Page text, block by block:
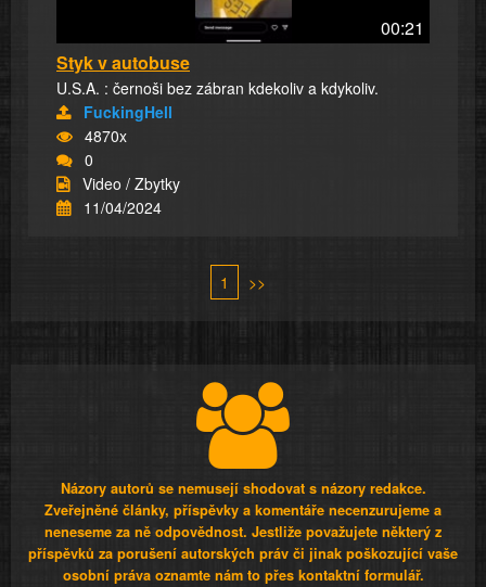
00:21
Styk v autobuse
U.S.A. : černoši bez zábran kdekoliv a kdykoliv.
FuckingHell
4870x
0
Video / Zbytky
11/04/2024
1 >>
Názory autorů se nemusejí shodovat s názory redakce.
Zveřejněné články, příspěvky a komentáře necenzurujeme a
neneseme za ně odpovědnost. Jestliže považujete některý z
příspěvků za porušení autorských práv či jinak poškozující vaše
osobní práva oznamte nám to přes kontaktní formulář.